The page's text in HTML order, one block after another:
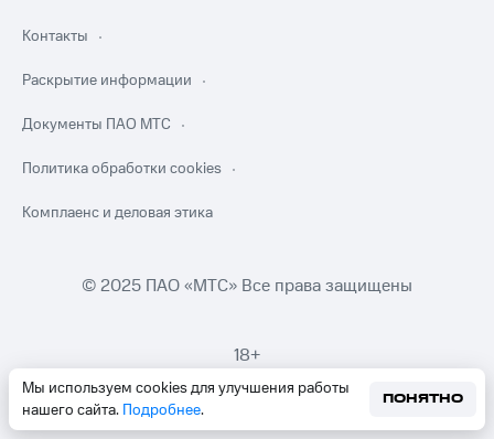
Мы используем cookies для улучшения работы
нашего сайта. Подробнее.
ПОНЯТНО
Контакты
Раскрытие информации
Документы ПАО МТС
Политика обработки cookies
Комплаенс и деловая этика
© 2025 ПАО «МТС» Все права защищены
18+